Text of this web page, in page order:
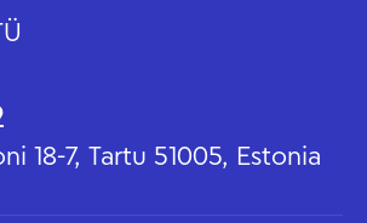
18-7, Tartu 51005, Estonia